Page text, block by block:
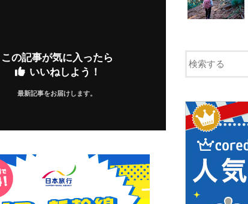
この記事が気に入ったら
いいねしよう！
最新記事をお届けします。